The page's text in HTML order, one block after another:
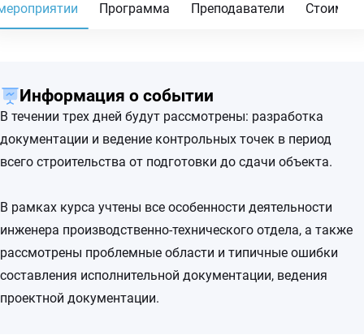
Программа Преподаватели
Информация о событии
В течении трех дней будут рассмотрены: разработка
документации и ведение контрольных точек в период
всего строительства от подготовки до сдачи объекта.
В рамках курса учтены все особенности деятельности
инженера производственно-технического отдела, а также
рассмотрены проблемные области и типичные ошибки
составления исполнительной документации, ведения
проектной документации.